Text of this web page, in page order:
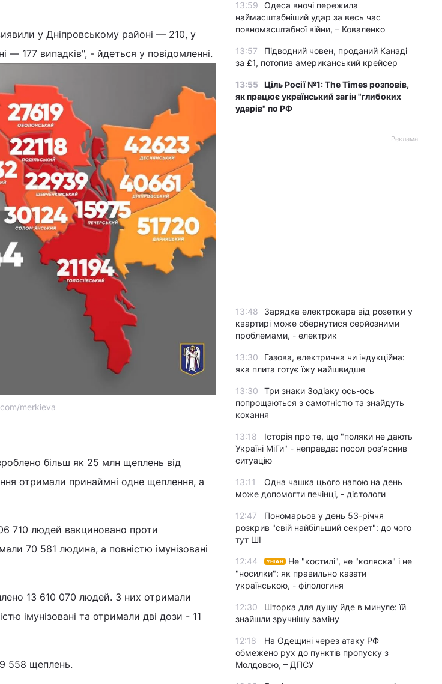
у Дніпровському районі — 210, у
177 випадків", - йдеться у повідомленні.
merkieva
більш як 25 млн щеплень від
отримали принаймні одне щеплення, а
710 людей вакциновано проти
70 581 людина, а повністю імунізовані
13 610 070 людей. З них отримали
імунізовані та отримали дві дози - 11
558 щеплень.
13:59
Одеса вночі пережила
наймасштабніший удар за весь час
повномасштабної війни, – Коваленко
13:57
Підводний човен, проданий Канаді
за £1, потопив американський крейсер
13:55 Ціль Росії №1: The Times розповів,
як працює український загін "глибоких
ударів" по РФ
Реклама
13:48
Зарядка електрокара від розетки у
квартирі може обернутися серйозними
проблемами, - електрик
13:30
Газова, електрична чи індукційна:
яка плита готує їжу найшвидше
13:30
Три знаки Зодіаку ось-ось
попрощаються з самотністю та знайдуть
кохання
13:18
Історія про те, що "поляки не дають
Україні МіГи" - неправда: посол роз’яснив
ситуацію
13:11
Одна чашка цього напою на день
може допомогти печінці, - дієтологи
12:47
Пономарьов у день 53-річчя
розкрив "свій найбільший секрет": до чого
тут ШІ
12:44 УНІАН
Не "костилі", не "коляска" і не
"носилки": як правильно казати
українською, - філологиня
12:30
Шторка для душу йде в минуле: їй
знайшли зручнішу заміну
12:18
На Одещині через атаку РФ
обмежено рух до пунктів пропуску з
Молдовою, – ДПСУ